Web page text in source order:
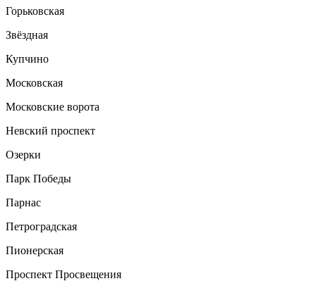
Горьковская
Звёздная
Купчино
Московская
Московские ворота
Невский проспект
Озерки
Парк Победы
Парнас
Петроградская
Пионерская
Проспект Просвещения